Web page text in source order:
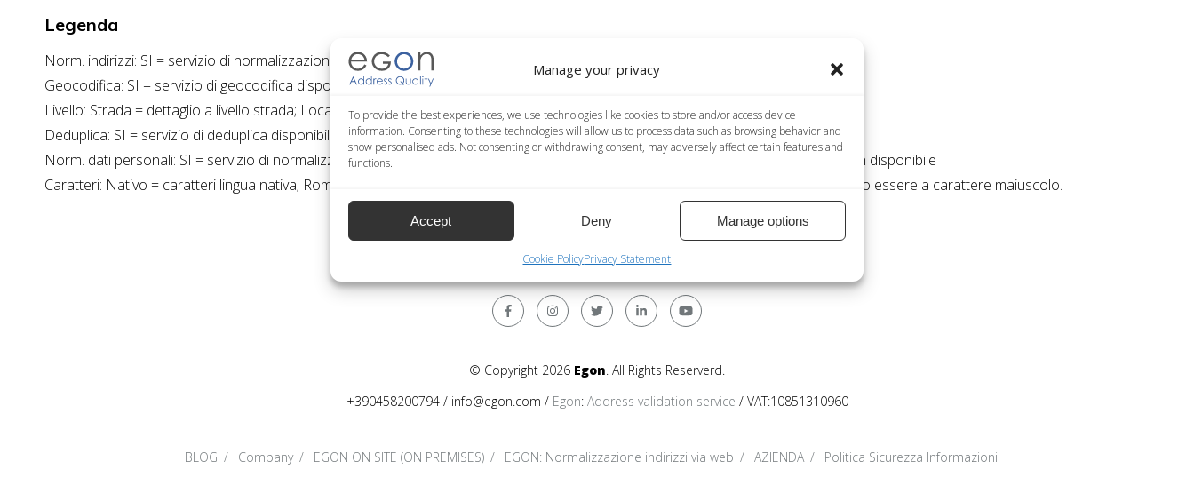
Manage your privacy
To provide the best experiences, we use technologies like cookies to store and/or access device
information. Consenting to these technologies will allow us to process data such as browsing behavior and
show personalised ads. Not consenting or withdrawing consent, may adversely affect certain features and
functions.
Accept Deny Manage options
Cookie PolicyPrivacy Statement
Legenda
Norm. indirizzi: SI = servizio di normalizzazione indirizzi disponibile; NO = servizio di normalizzazione indirizzi non disponibile
Geocodifica: SI = servizio di geocodifica disponibile; NO = servizio di geocodifica non disponibile
Livello: Strada = dettaglio a livello strada; Località = dettaglio a livello località
Deduplica: SI = servizio di deduplica disponibile; NO = servizio di deduplica non disponibile
Norm. dati personali: SI = servizio di normalizzazione dati personali disponibile; NO = servizio di normalizzazione dati personali non disponibile
Caratteri: Nativo = caratteri lingua nativa; Romano = caratteri latini; Internazionale = formato internazionale. Tutte le forme possono essere a carattere maiuscolo.
© Copyright 2026 Egon. All Rights Reserverd.
+390458200794 / info@egon.com / Egon: Address validation service / VAT:10851310960
BLOG Company EGON ON SITE (ON PREMISES) EGON: Normalizzazione indirizzi via web AZIENDA Politica Sicurezza Informazioni